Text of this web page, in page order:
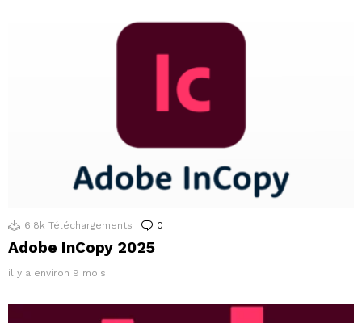
6.8k Téléchargements 0
Adobe InCopy 2025
il y a environ 9 mois